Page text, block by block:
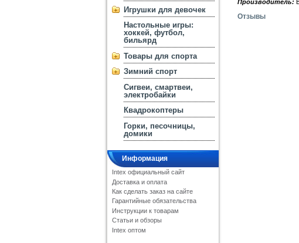
Игрушки для девочек
Настольные игры:
хоккей, футбол,
бильярд
Товары для спорта
Зимний спорт
Сигвеи, смартвеи,
электробайки
Квадрокоптеры
Горки, песочницы,
домики
Информация
Intex официальный сайт
Доставка и оплата
Как сделать заказ на сайте
Гарантийные обязательства
Инструкции к товарам
Статьи и обзоры
Intex оптом
Производитель:
Отзывы